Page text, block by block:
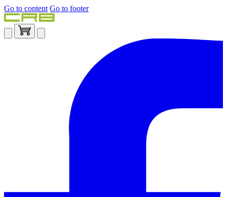
Go to content Go to footer